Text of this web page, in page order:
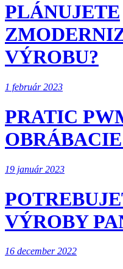
PLÁNUJETE
VÝROBU?
1 február 2023
PRATIC
19 január 2023
VÝROBY
16 december 2022